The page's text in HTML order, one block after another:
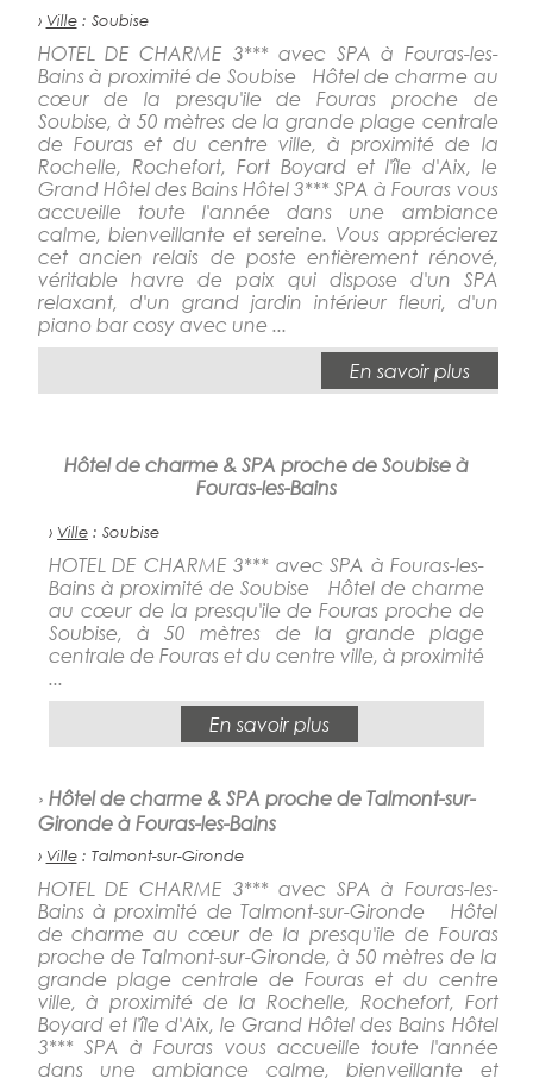
› Ville: Soubise
HOTEL DE CHARME 3*** avec SPA à Fouras-les-
Bains à proximité de Soubise Hôtel de charme au
cœur de la presqu'ile de Fouras proche de
Soubise, à 50 mètres de la grande plage centrale
de Fouras et du centre ville, à proximité de la
Rochelle, Rochefort, Fort Boyard et l'île d'Aix, le
Grand Hôtel des Bains Hôtel 3*** SPA à Fouras vous
accueille toute l'année dans une ambiance
calme, bienveillante et sereine. Vous apprécierez
cet ancien relais de poste entièrement rénové,
véritable havre de paix qui dispose d'un SPA
relaxant, d'un grand jardin intérieur fleuri, d'un
piano bar cosy avec une ...
En savoir plus
Hôtel de charme & SPA proche de Soubise à
Fouras-les-Bains
› Ville : Soubise
HOTEL DE CHARME 3*** avec SPA à Fouras-les-
Bains à proximité de Soubise Hôtel de charme
au cœur de la presqu'ile de Fouras proche de
Soubise, à 50 mètres de la grande plage
centrale de Fouras et du centre ville, à proximité
...
En savoir plus
› Hôtel de charme & SPA proche de Talmont-sur-
Gironde à Fouras-les-Bains
› Ville: Talmont-sur-Gironde
HOTEL DE CHARME 3*** avec SPA à Fouras-les-
Bains à proximité de Talmont-sur-Gironde Hôtel
de charme au cœur de la presqu'ile de Fouras
proche de Talmont-sur-Gironde, à 50 mètres de la
grande plage centrale de Fouras et du centre
ville, à proximité de la Rochelle, Rochefort, Fort
Boyard et l'île d'Aix, le Grand Hôtel des Bains Hôtel
3*** SPA à Fouras vous accueille toute l'année
dans une ambiance calme, bienveillante et